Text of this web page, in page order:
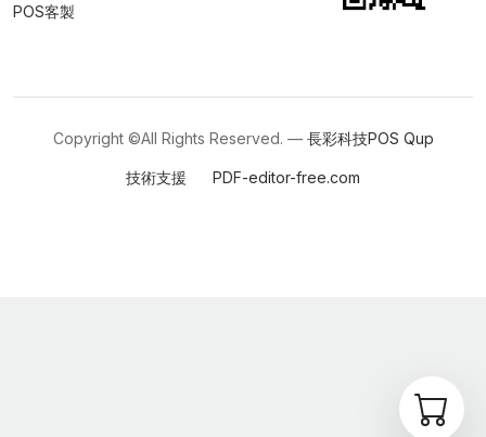
POS客製
Copyright ©All Rights Reserved. — 長彩科技POS Qup
技術支援 PDF-editor-free.com